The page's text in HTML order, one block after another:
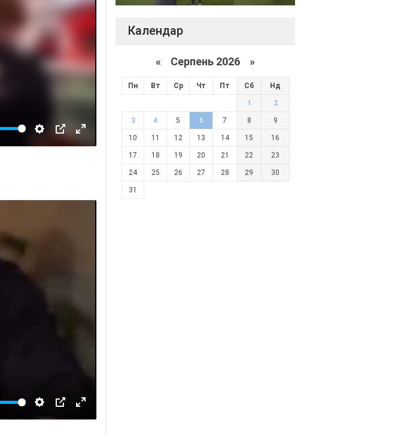
Календар
« Серпень 2026 »
Пн Вт Ср Чт Пт Сб Нд
1 2
3 4 5 6 7 8 9
10 11 12 13 14 15 16
17 18 19 20 21 22 23
24 25 26 27 28 29 30
31